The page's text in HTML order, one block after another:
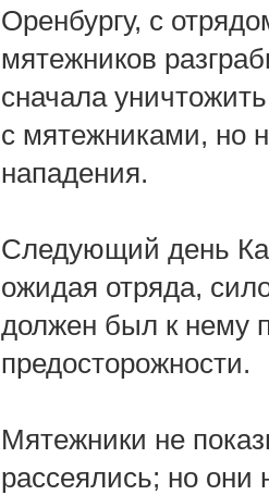
Оренбургу, с
мятежников
сначала
с мятежниками, но
нападения.
Следующий день
ожидая отряда,
должен был к нему
предосторожности.
Мятежники не
рассеялись; но они